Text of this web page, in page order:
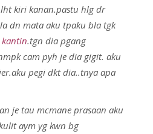
kiri kanan.pastu hlg dr
dn mata aku tpaku bla tgk
kantin.tgn dia pgang
cam pyh je dia gigit. aku
pegi dkt dia..tnya apa
je tau mcmane prasaan aku
aym yg kwn bg